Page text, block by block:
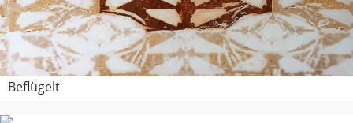
Beflügelt